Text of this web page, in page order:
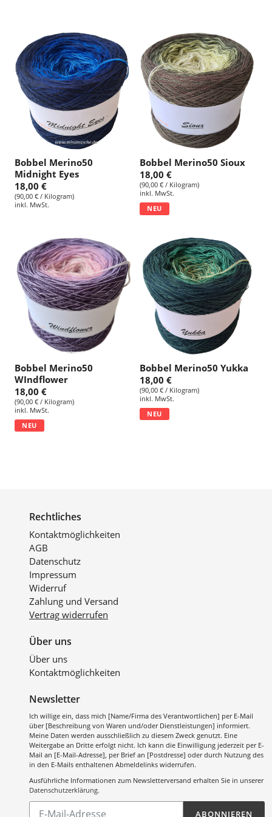
Bobbel Merino50
Midnight Eyes
18,00 €
(90,00 € / Kilogram)
inkl. MwSt.
Bobbel Merino50 Sioux
18,00 €
(90,00 € / Kilogram)
inkl. MwSt.
NEU
Bobbel Merino50
WIndflower
18,00 €
(90,00 € / Kilogram)
inkl. MwSt.
NEU
Bobbel Merino50 Yukka
18,00 €
(90,00 € / Kilogram)
inkl. MwSt.
NEU
Rechtliches
Kontaktmöglichkeiten
AGB
Datenschutz
Impressum
Widerruf
Zahlung und Versand
Vertrag widerrufen
Über uns
Über uns
Kontaktmöglichkeiten
Newsletter
Ich willige ein, dass mich [Name/Firma des Verantwortlichen] per E-Mail
über [Beschreibung von Waren und/oder Dienstleistungen] informiert.
Meine Daten werden ausschließlich zu diesem Zweck genutzt. Eine
Weitergabe an Dritte erfolgt nicht. Ich kann die Einwilligung jederzeit per E-
Mail an [E-Mail-Adresse], per Brief an [Postdresse] oder durch Nutzung des
in den E-Mails enthaltenen Abmeldelinks widerrufen.
Ausführliche Informationen zum Newsletterversand erhalten Sie in unserer
Datenschutzerklärung.
Abonnieren
ABONNIEREN